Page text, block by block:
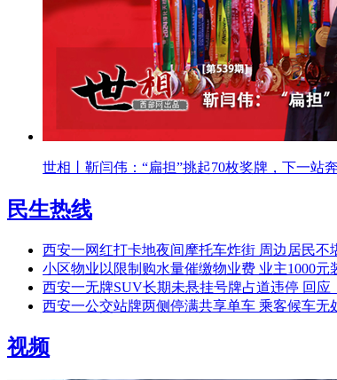
世相丨靳闫伟：“扁担”挑起70枚奖牌，下一站
民生热线
西安一网红打卡地夜间摩托车炸街 周边居民
小区物业以限制购水量催缴物业费 业主1000
西安一无牌SUV长期未悬挂号牌占道违停 回应
西安一公交站牌两侧停满共享单车 乘客候车
视频